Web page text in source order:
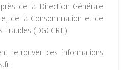
de la Direction Générale
de la Consommation et de
(DGCCRF)
retrouver ces informations
: